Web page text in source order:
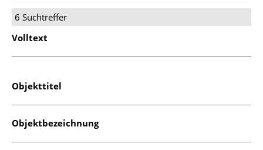
6 Suchtreffer
Volltext
Objekttitel
Objektbezeichnung